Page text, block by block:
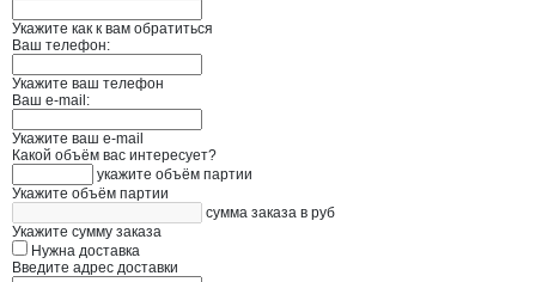
Укажите как к вам обратиться
Ваш телефон:
Укажите ваш телефон
Ваш e-mail:
Укажите ваш e-mail
Какой объём вас интересует?
укажите объём партии
Укажите объём партии
сумма заказа в руб
Укажите сумму заказа
Нужна доставка
Введите адрес доставки